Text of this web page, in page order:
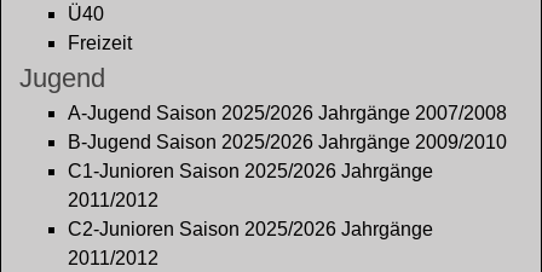
Ü40
Freizeit
Jugend
A-Jugend Saison 2025/2026 Jahrgänge 2007/2008
B-Jugend Saison 2025/2026 Jahrgänge 2009/2010
C1-Junioren Saison 2025/2026 Jahrgänge
2011/2012
C2-Junioren Saison 2025/2026 Jahrgänge
2011/2012